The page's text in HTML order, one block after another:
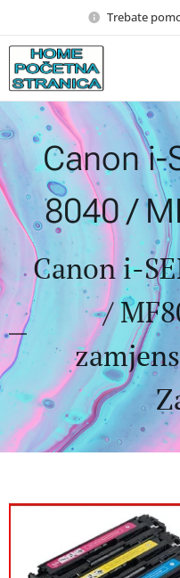
Trebate
Canon i-
8040 /
Canon i-
/